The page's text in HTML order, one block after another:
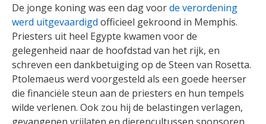
De jonge koning was een dag voorde verordening
werd uitgevaardigd officieel gekroond in Memphis.
Priesters uit heel Egypte kwamen voor de
gelegenheid naar de hoofdstad van het rijk, en
schreven een dankbetuiging op de Steen van Rosetta.
Ptolemaeus werd voorgesteld als een goede heerser
die financiële steun aan de priesters en hun tempels
wilde verlenen. Ook zou hij de belastingen verlagen,